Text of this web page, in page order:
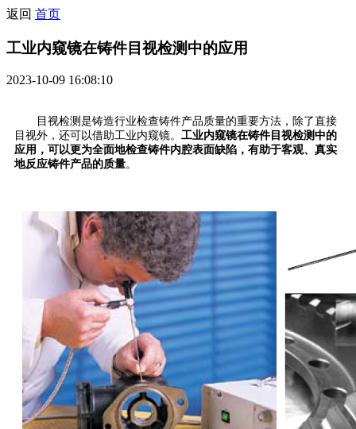
返回 首页
工业内窥镜在铸件目视检测中的应用
2023-10-09 16:08:10
目视检测是铸造行业检查铸件产品质量的重要方法，除了直接
目视外，还可以借助工业内窥镜。 工业内窥镜在铸件目视检测中的
应用，可以更为全面地检查铸件内腔表面缺陷，有助于客观、真实
地反应铸件产品的质量。